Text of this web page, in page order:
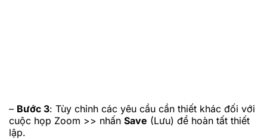
– Bước 3: Tùy chỉnh các yêu cầu cần thiết khác đối với
cuộc họp Zoom >> nhấn Save (Lưu) để hoàn tất thiết
lập.